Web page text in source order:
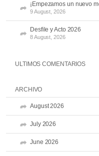
¡Empezamos un nuevo
9 August, 2026
Desfile y Acto 2026
8 August, 2026
ULTIMOS COMENTARIOS
ARCHIVO
August 2026
July 2026
June 2026